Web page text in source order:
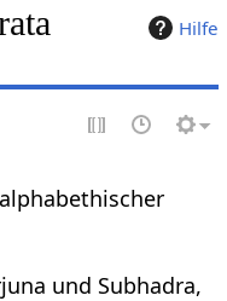
Hilfe
und Subhadra,